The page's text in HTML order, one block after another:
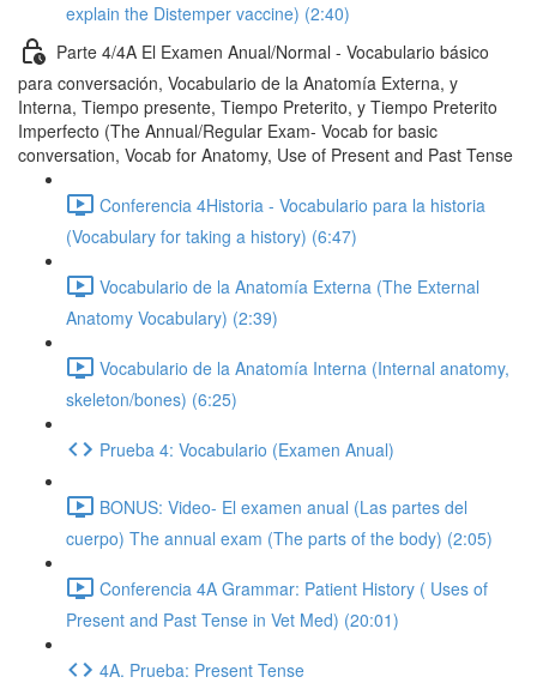
explain the Distemper vaccine) (2:40)
Parte 4/4A El Examen Anual/Normal - Vocabulario básico
para conversación, Vocabulario de la Anatomía Externa, y
Interna, Tiempo presente, Tiempo Preterito, y Tiempo Preterito
Imperfecto (The Annual/Regular Exam- Vocab for basic
conversation, Vocab for Anatomy, Use of Present and Past Tense
Conferencia 4Historia - Vocabulario para la historia
(Vocabulary for taking a history) (6:47)
Vocabulario de la Anatomía Externa (The External
Anatomy Vocabulary) (2:39)
Vocabulario de la Anatomía Interna (Internal anatomy,
skeleton/bones) (6:25)
Prueba 4: Vocabulario (Examen Anual)
BONUS: Video- El examen anual (Las partes del
cuerpo) The annual exam (The parts of the body) (2:05)
Conferencia 4A Grammar: Patient History ( Uses of
Present and Past Tense in Vet Med) (20:01)
4A. Prueba: Present Tense